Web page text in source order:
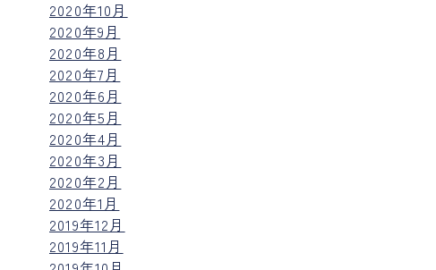
2020年10月
2020年9月
2020年8月
2020年7月
2020年6月
2020年5月
2020年4月
2020年3月
2020年2月
2020年1月
2019年12月
2019年11月